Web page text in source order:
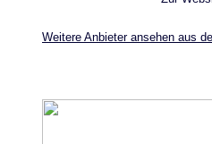
Weitere Anbieter ansehen aus